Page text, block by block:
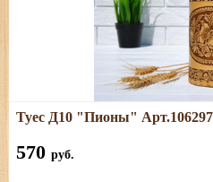
Размеры: диаметр - 10,5 см;
объём
Туес Д10 "Пионы" Арт.106297
570 руб.